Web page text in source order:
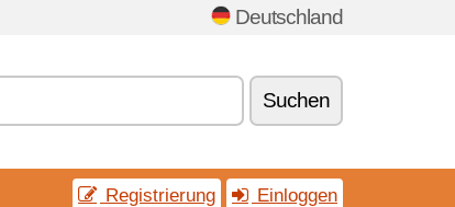
Deutschland
Suchen
Registrierung Einloggen